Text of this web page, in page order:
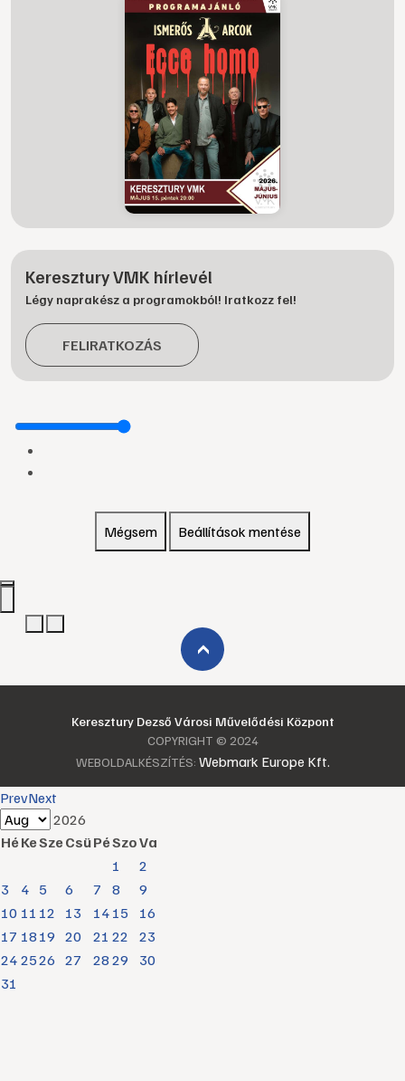
Keresztury VMK hírlevél
Légy naprakész a programokból! Iratkozz fel!
FELIRATKOZÁS
Mégsem Beállítások mentése
›
Keresztury Dezső Városi Művelődési Központ
COPYRIGHT © 2024
WEBOLDALKÉSZÍTÉS: Webmark Europe Kft.
PrevNext
2026
HéKeSzeCsüPéSzoVa
1
2
3
4 5 6 7 8
9
10 11 12 13 14 15
16
17 18 19 20 21 22
23
24 2526 27 28 29
30
31